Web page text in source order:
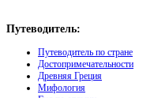
Путеводитель:
Путеводитель по стране
Достопримечательности
Древняя Греция
Мифология